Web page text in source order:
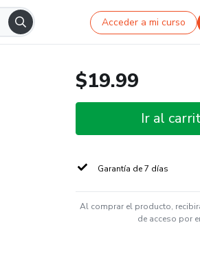
Acceder a mi curso
$19.99
Ir al
Garantía de 7 días
Al comprar el producto,
de acceso por